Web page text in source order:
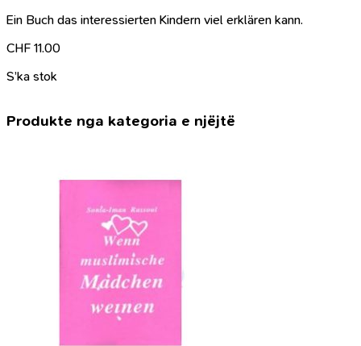
Ein Buch das interessierten Kindern viel erklären kann.
CHF 11.00
S’ka stok
Produkte nga kategoria e njëjtë